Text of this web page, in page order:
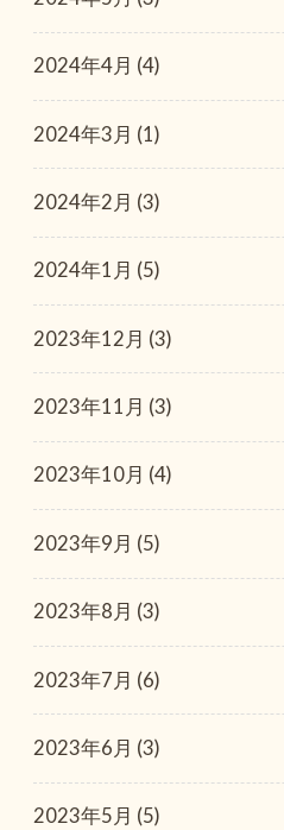
2024年4月 (4)
2024年3月 (1)
2024年2月 (3)
2024年1月 (5)
2023年12月 (3)
2023年11月 (3)
2023年10月 (4)
2023年9月 (5)
2023年8月 (3)
2023年7月 (6)
2023年6月 (3)
2023年5月 (5)